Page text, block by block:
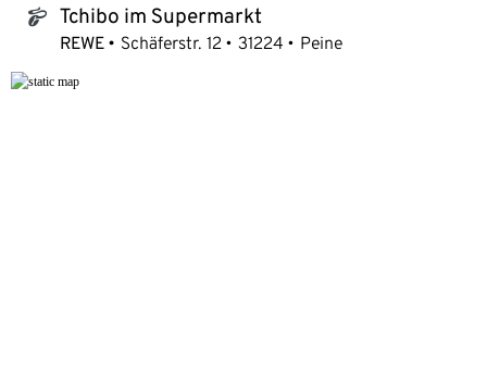
tchibo_logo Tchibo im Supermarkt
REWE Schäferstr. 12 31224 Peine